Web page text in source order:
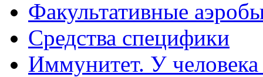
Факультативные
Средства специфики
Иммунитет. У человека